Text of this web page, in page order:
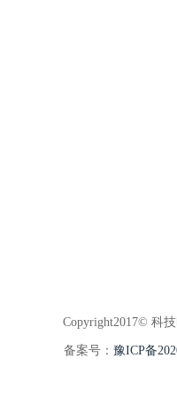
Copyright2017© 科
备案号： 豫ICP备